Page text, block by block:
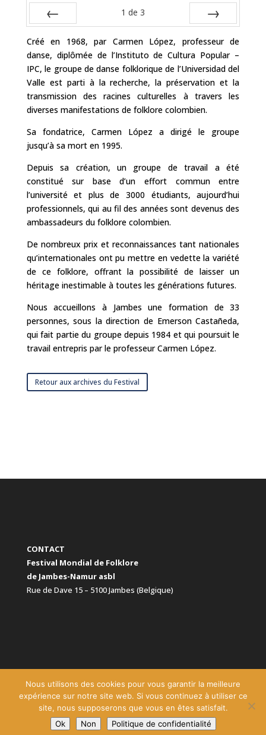
1 de 3
Créé en 1968, par Carmen López, profes­seur de
danse, diplômée de l’Instituto de Cultura Popular –
IPC, le groupe de danse folklorique de l’Universidad del
Valle est parti à la recherche, la préservation et la
transmission des racines culturelles à tra­vers les
diverses manifestations de folklore colombien.
Sa fondatrice, Carmen López a dirigé le groupe
jusqu’à sa mort en 1995.
Depuis sa création, un groupe de travail a été
constitué sur base d’un effort commun entre
l’université et plus de 3000 étudiants, aujourd’hui
profes­sionnels, qui au fil des années sont devenus des
ambassadeurs du folklore colombien.
De nombreux prix et reconnaissances tant nationales
qu’inter­nationales ont pu mettre en vedette la variété
de ce folklore, offrant la possibilité de laisser un
héritage inestimable à toutes les générations futures.
Nous accueillons à Jambes une formation de 33
personnes, sous la direction de Emerson Castañeda,
qui fait partie du groupe depuis 1984 et qui poursuit le
travail entrepris par le professeur Carmen López.
Retour aux archives du Festival
CONTACT
Festival Mondial de Folklore
de Jambes-Namur asbl
Rue de Dave 15 – 5100 Jambes (Belgique)
Copyright Festival Mondial de Folklore de Jambes-Namur
2026 - Réalisation Richard Frippiat
Nous utilisons des cookies pour vous garantir la meilleure
expérience sur notre site web. Si vous continuez à utiliser ce
site, nous supposerons que vous en êtes satisfait.
Ok
Non Politique de confidentialité